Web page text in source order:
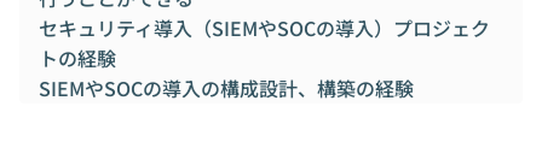
セキュリティ導入（SIEMやSOCの導入）プロジェク
トの経験
SIEMやSOCの導入の構成設計、構築の経験